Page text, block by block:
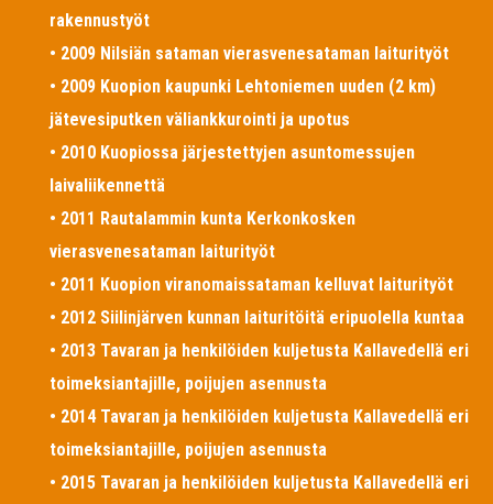
rakennustyöt
• 2009 Nilsiän sataman vierasvenesataman laiturityöt
• 2009 Kuopion kaupunki Lehtoniemen uuden (2 km)
jätevesiputken väliankkurointi ja upotus
• 2010 Kuopiossa järjestettyjen asuntomessujen
laivaliikennettä
• 2011 Rautalammin kunta Kerkonkosken
vierasvenesataman laiturityöt
• 2011 Kuopion viranomaissataman kelluvat laiturityöt
• 2012 Siilinjärven kunnan laituritöitä eripuolella kuntaa
• 2013 Tavaran ja henkilöiden kuljetusta Kallavedellä eri
toimeksiantajille, poijujen asennusta
• 2014 Tavaran ja henkilöiden kuljetusta Kallavedellä eri
toimeksiantajille, poijujen asennusta
• 2015 Tavaran ja henkilöiden kuljetusta Kallavedellä eri